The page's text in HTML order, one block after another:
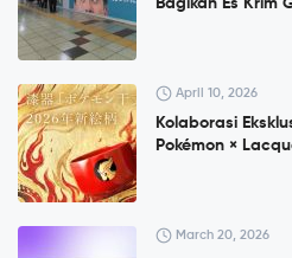
Bagikan Es Krim
April 10, 2026
Kolaborasi
Pokémon ×
March 20, 2026